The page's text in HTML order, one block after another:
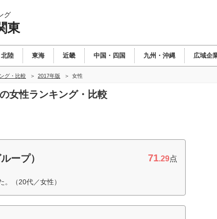
グ
東
陸 東海 近畿 中国・四国 九州・沖縄 広域企
グ・比較 2017年版 女性
女性ランキング・比較
ープ） 71.29点
（20代／女性）